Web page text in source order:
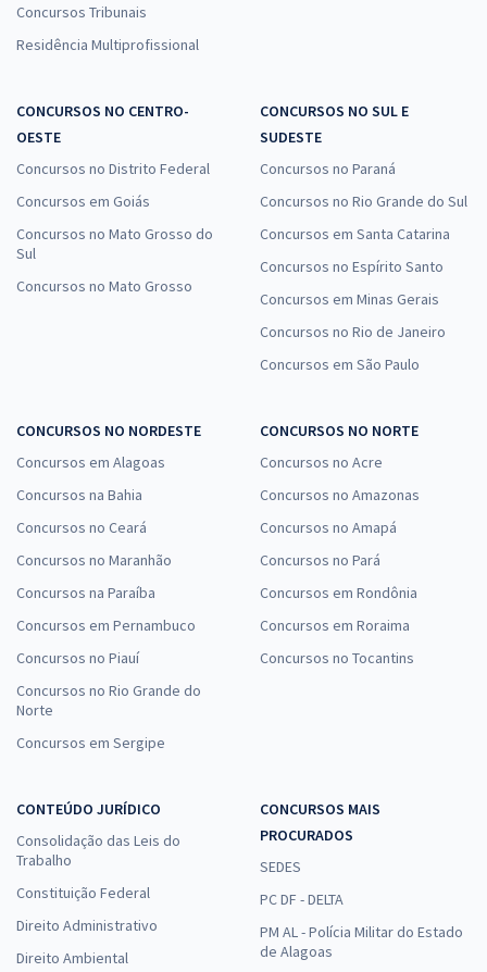
Concursos Tribunais
Residência Multiprofissional
CONCURSOS NO CENTRO-
OESTE
Concursos no Distrito Federal
Concursos em Goiás
Concursos no Mato Grosso do
Sul
Concursos no Mato Grosso
CONCURSOS NO SUL E
SUDESTE
Concursos no Paraná
Concursos no Rio Grande do Sul
Concursos em Santa Catarina
Concursos no Espírito Santo
Concursos em Minas Gerais
Concursos no Rio de Janeiro
Concursos em São Paulo
CONCURSOS NO NORDESTE
Concursos em Alagoas
Concursos na Bahia
Concursos no Ceará
Concursos no Maranhão
Concursos na Paraíba
Concursos em Pernambuco
Concursos no Piauí
Concursos no Rio Grande do
Norte
Concursos em Sergipe
CONCURSOS NO NORTE
Concursos no Acre
Concursos no Amazonas
Concursos no Amapá
Concursos no Pará
Concursos em Rondônia
Concursos em Roraima
Concursos no Tocantins
CONTEÚDO JURÍDICO
Consolidação das Leis do
Trabalho
Constituição Federal
Direito Administrativo
Direito Ambiental
CONCURSOS MAIS
PROCURADOS
SEDES
PC DF - DELTA
PM AL - Polícia Militar do Estado
de Alagoas